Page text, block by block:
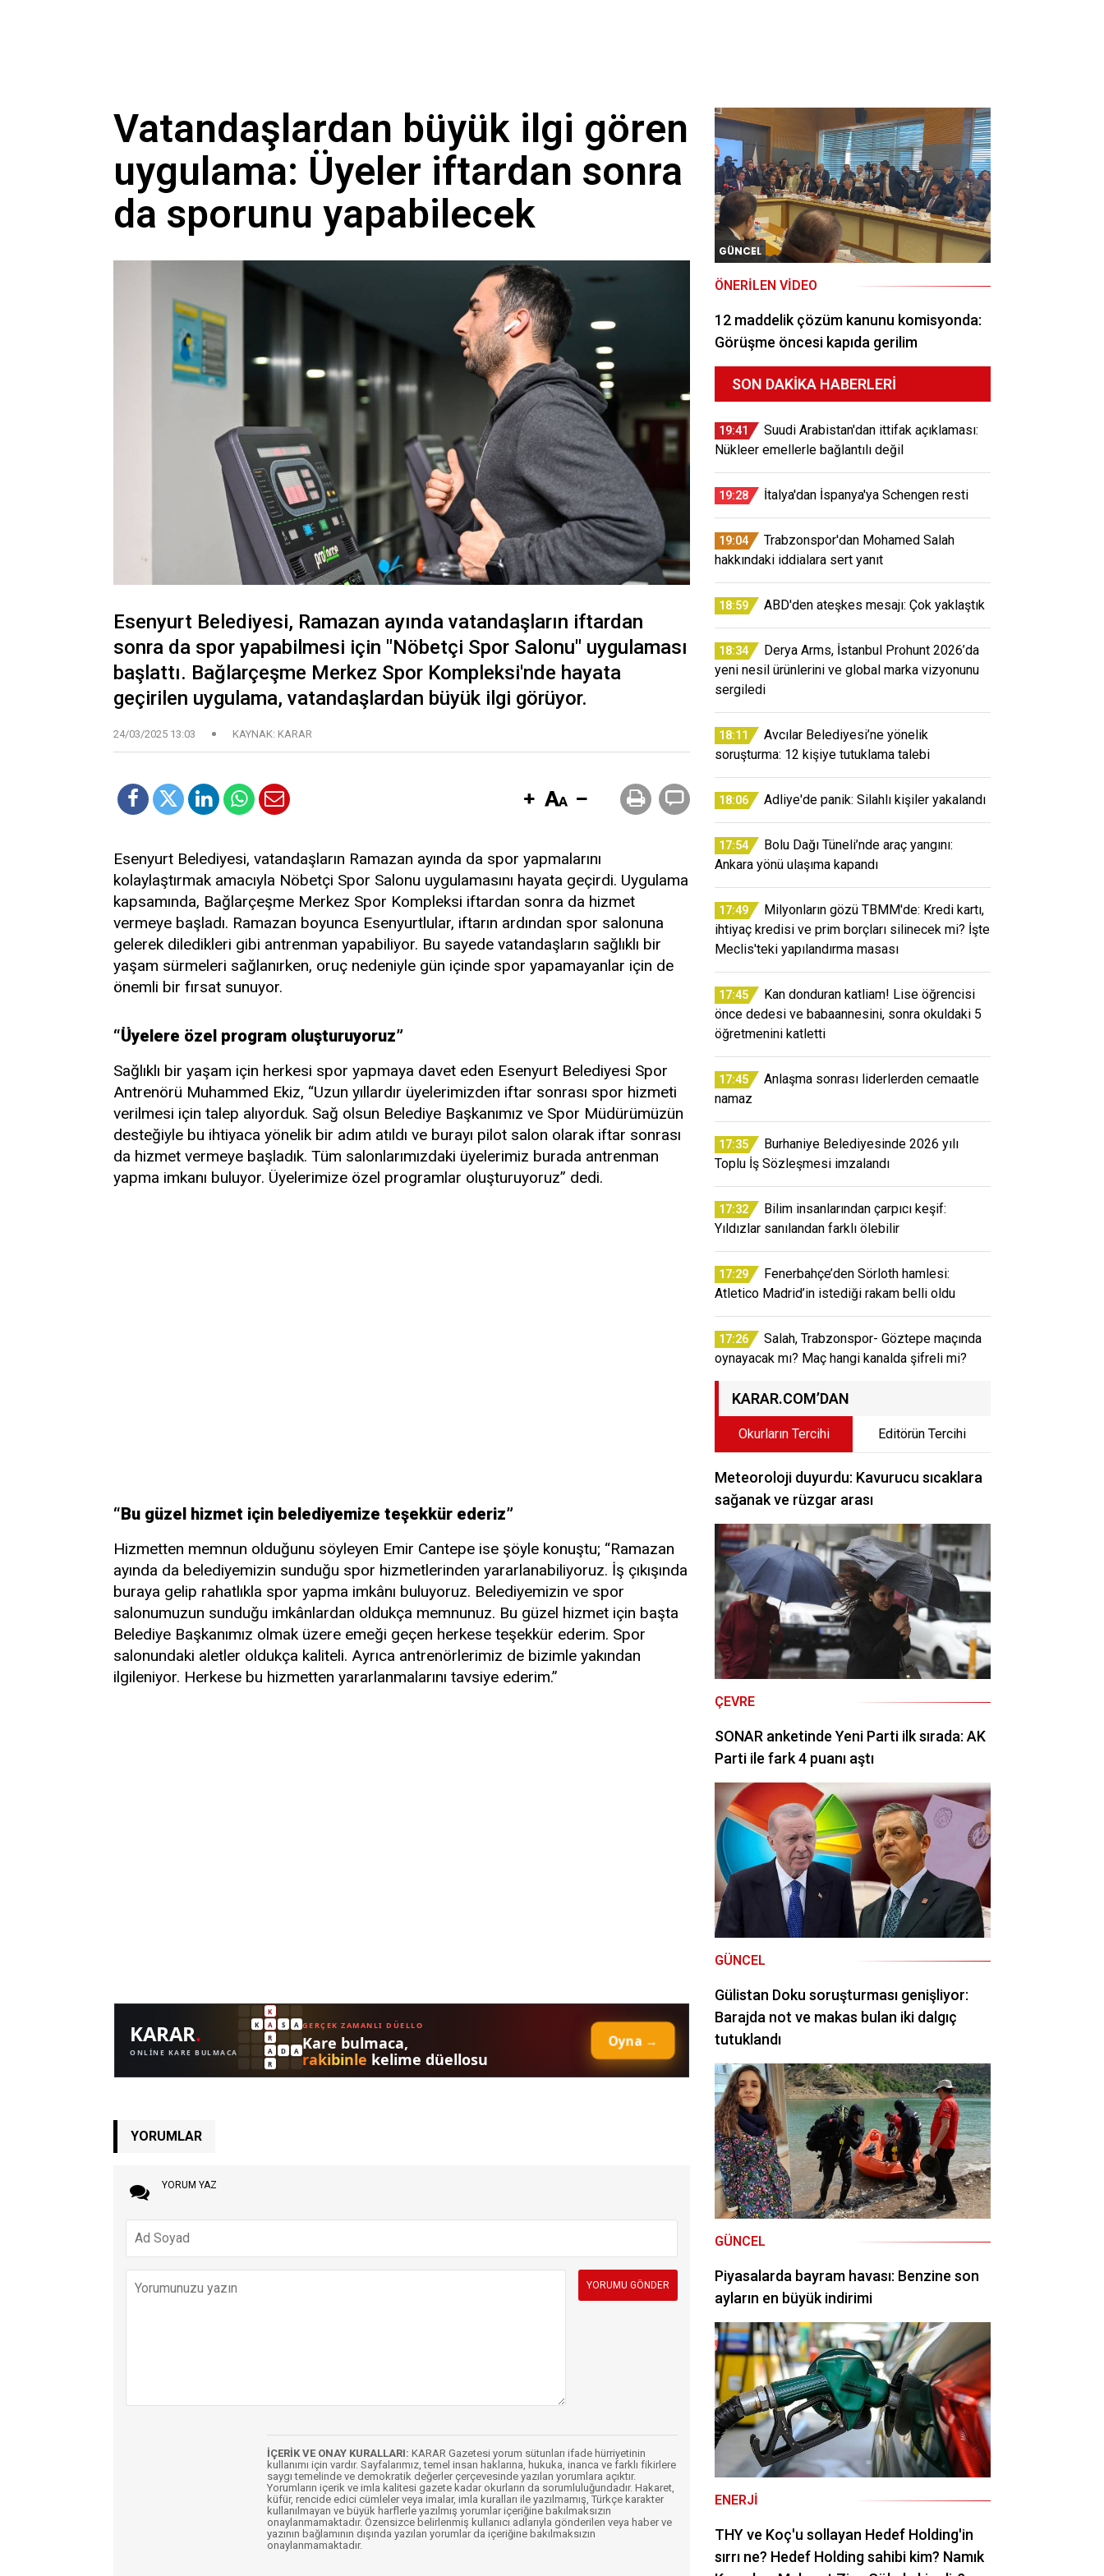
Vatandaşlardan büyük ilgi gören
uygulama: Üyeler iftardan sonra
da sporunu yapabilecek
Esenyurt Belediyesi, Ramazan ayında vatandaşların iftardan
sonra da spor yapabilmesi için "Nöbetçi Spor Salonu" uygulaması
başlattı. Bağlarçeşme Merkez Spor Kompleksi'nde hayata
geçirilen uygulama, vatandaşlardan büyük ilgi görüyor.
24/03/2025 13:03 KAYNAK: KARAR
Esenyurt Belediyesi, vatandaşların Ramazan ayında da spor yapmalarını
kolaylaştırmak amacıyla Nöbetçi Spor Salonu uygulamasını hayata geçirdi. Uygulama
kapsamında, Bağlarçeşme Merkez Spor Kompleksi iftardan sonra da hizmet
vermeye başladı. Ramazan boyunca Esenyurtlular, iftarın ardından spor salonuna
gelerek diledikleri gibi antrenman yapabiliyor. Bu sayede vatandaşların sağlıklı bir
yaşam sürmeleri sağlanırken, oruç nedeniyle gün içinde spor yapamayanlar için de
önemli bir fırsat sunuyor.
“Üyelere özel program oluşturuyoruz”
Sağlıklı bir yaşam için herkesi spor yapmaya davet eden Esenyurt Belediyesi Spor
Antrenörü Muhammed Ekiz, “Uzun yıllardır üyelerimizden iftar sonrası spor hizmeti
verilmesi için talep alıyorduk. Sağ olsun Belediye Başkanımız ve Spor Müdürümüzün
desteğiyle bu ihtiyaca yönelik bir adım atıldı ve burayı pilot salon olarak iftar sonrası
da hizmet vermeye başladık. Tüm salonlarımızdaki üyelerimiz burada antrenman
yapma imkanı buluyor. Üyelerimize özel programlar oluşturuyoruz” dedi.
“Bu güzel hizmet için belediyemize teşekkür ederiz”
Hizmetten memnun olduğunu söyleyen Emir Cantepe ise şöyle konuştu; “Ramazan
ayında da belediyemizin sunduğu spor hizmetlerinden yararlanabiliyoruz. İş çıkışında
buraya gelip rahatlıkla spor yapma imkânı buluyoruz. Belediyemizin ve spor
salonumuzun sunduğu imkânlardan oldukça memnunuz. Bu güzel hizmet için başta
Belediye Başkanımız olmak üzere emeği geçen herkese teşekkür ederim. Spor
salonundaki aletler oldukça kaliteli. Ayrıca antrenörlerimiz de bizimle yakından
ilgileniyor. Herkese bu hizmetten yararlanmalarını tavsiye ederim.”
YORUMLAR
YORUM YAZ
İÇERİK VE ONAY KURALLARI: KARAR Gazetesi yorum sütunları ifade hürriyetinin
kullanımı için vardır. Sayfalarımız, temel insan haklarına, hukuka, inanca ve farklı fikirlere
saygı temelinde ve demokratik değerler çerçevesinde yazılan yorumlara açıktır.
Yorumların içerik ve imla kalitesi gazete kadar okurların da sorumluluğundadır. Hakaret,
küfür, rencide edici cümleler veya imalar, imla kuralları ile yazılmamış, Türkçe karakter
kullanılmayan ve büyük harflerle yazılmış yorumlar içeriğine bakılmaksızın
onaylanmamaktadır. Özensizce belirlenmiş kullanıcı adlarıyla gönderilen veya haber ve
yazının bağlamının dışında yazılan yorumlar da içeriğine bakılmaksızın
onaylanmamaktadır.
GÜNCEL
ÖNERILEN VIDEO
12 maddelik çözüm kanunu komisyonda:
Görüşme öncesi kapıda gerilim
SON DAKIKA HABERLERI
19:41
Suudi Arabistan'dan ittifak açıklaması:
Nükleer emellerle bağlantılı değil
19:28 İtalya'dan İspanya'ya Schengen resti
19:04
Trabzonspor'dan Mohamed Salah
hakkındaki iddialara sert yanıt
18:59 ABD'den ateşkes mesajı: Çok yaklaştık
18:34
Derya Arms, İstanbul Prohunt 2026’da
yeni nesil ürünlerini ve global marka vizyonunu
sergiledi
18:11
Avcılar Belediyesi’ne yönelik
soruşturma: 12 kişiye tutuklama talebi
18:06 Adliye'de panik: Silahlı kişiler yakalandı
17:54
Bolu Dağı Tüneli’nde araç yangını:
Ankara yönü ulaşıma kapandı
17:49
Milyonların gözü TBMM'de: Kredi kartı,
ihtiyaç kredisi ve prim borçları silinecek mi? İşte
Meclis'teki yapılandırma masası
17:45
Kan donduran katliam! Lise öğrencisi
önce dedesi ve babaannesini, sonra okuldaki 5
öğretmenini katletti
17:45
Anlaşma sonrası liderlerden cemaatle
namaz
17:35
Burhaniye Belediyesinde 2026 yılı
Toplu İş Sözleşmesi imzalandı
17:32
Bilim insanlarından çarpıcı keşif:
Yıldızlar sanılandan farklı ölebilir
17:29
Fenerbahçe’den Sörloth hamlesi:
Atletico Madrid’in istediği rakam belli oldu
17:26
Salah, Trabzonspor- Göztepe maçında
oynayacak mı? Maç hangi kanalda şifreli mi?
KARAR.COM’DAN
Okurların Tercihi Editörün Tercihi
Meteoroloji duyurdu: Kavurucu sıcaklara
sağanak ve rüzgar arası
ÇEVRE
SONAR anketinde Yeni Parti ilk sırada: AK
Parti ile fark 4 puanı aştı
GÜNCEL
Gülistan Doku soruşturması genişliyor:
Barajda not ve makas bulan iki dalgıç
tutuklandı
GÜNCEL
Piyasalarda bayram havası: Benzine son
ayların en büyük indirimi
ENERJI
THY ve Koç'u sollayan Hedef Holding'in
sırrı ne? Hedef Holding sahibi kim? Namık